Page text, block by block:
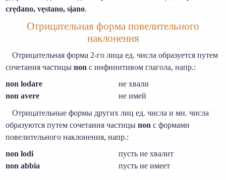
crẹdano, vẹstano, sịano.
Отрицательная форма повелительного
наклонения
Отрицательная форма 2-го лица ед. числа образуется путем
сочетания частицыnon с инфинитивом глагола, напр.:
non lodare
не хвали
non avere
не имей
Отрицательные формы других лиц ед. числа и мн. числа
образуются путем сочетания частицыnon с формами
повелительного наклонения, напр.:
non lodi
пусть не хвалит
non abbia
пусть не имеет